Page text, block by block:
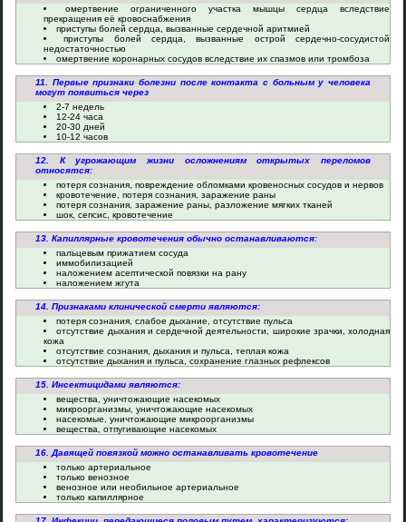
омертвение ограниченного участка мышцы сердца вследствие
прекращения её кровоснабжения
приступы болей сердца, вызванные сердечной аритмией
приступы болей сердца, вызванные острой сердечно-сосудистой
недостаточностью
омертвение коронарных сосудов вследствие их спазмов или тромбоза
11. Первые признаки болезни после контакта с больным у человека
могут появиться через
2-7 недель
12-24 часа
20-30 дней
10-12 часов
12. К угрожающим жизни осложнениям открытых переломов
относятся:
потеря сознания, повреждение обломками кровеносных сосудов и нервов
кровотечение, потеря сознания, заражение раны
потеря сознания, заражение раны, разложение мягких тканей
шок, сепсис, кровотечение
13. Капиллярные кровотечения обычно останавливаются:
пальцевым прижатием сосуда
иммобилизацией
наложением асептической повязки на рану
наложением жгута
14. Признаками клинической смерти являются:
потеря сознания, слабое дыхание, отсутствие пульса
отсутствие дыхания и сердечной деятельности, широкие зрачки, холодная
кожа
отсутствие сознания, дыхания и пульса, теплая кожа
отсутствие дыхания и пульса, сохранение глазных рефлексов
15. Инсектицидами являются:
вещества, уничтожающие насекомых
микроорганизмы, уничтожающие насекомых
насекомые, уничтожающие микроорганизмы
вещества, отпугивающие насекомых
16. Давящей повязкой можно останавливать кровотечение
только артериальное
только венозное
венозное или необильное артериальное
только капиллярное